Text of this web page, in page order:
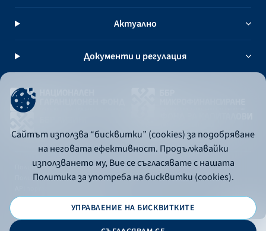
Актуално
Документи и регулация
Политика за употреба на бисквитки
Политика за поверителност
© 2026 - Българска банка за развитие
Сайтът използва “бисквитки” (cookies) за подобряване
на неговата ефективност. Продължавайки
използването му, Вие се съгласявате с нашата
Политика за употреба на бисквитки (cookies).
УПРАВЛЕНИЕ НА БИСКВИТКИТЕ